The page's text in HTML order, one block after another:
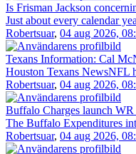
Is Frisman Jackson
Just about every calendar
Robertsuar, 04 aug 2026,
Texans Information: Cal
Houston Texans NewsNFL
Robertsuar, 04 aug 2026,
Buffalo Charges launch
The Buffalo Expenditures
Robertsuar, 04 aug 2026,